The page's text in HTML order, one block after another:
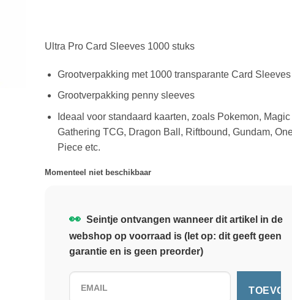
Ultra Pro Card Sleeves 1000 stuks
Grootverpakking met 1000 transparante Card
Grootverpakking penny sleeves
Ideaal voor standaard kaarten, zoals Pokemon,
Gathering TCG, Dragon Ball, Riftbound, Gundam,
Piece etc.
Momenteel niet beschikbaar
👀 Seintje ontvangen wanneer dit artikel in de
webshop op voorraad is (let op: dit geeft geen
garantie en is geen preorder)